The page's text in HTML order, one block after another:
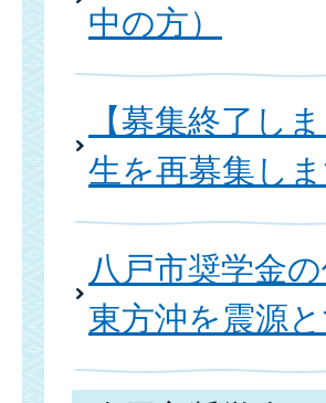
中の方）
【募集終了し
生を再募集し
八戸市奨学金
東方沖を震源